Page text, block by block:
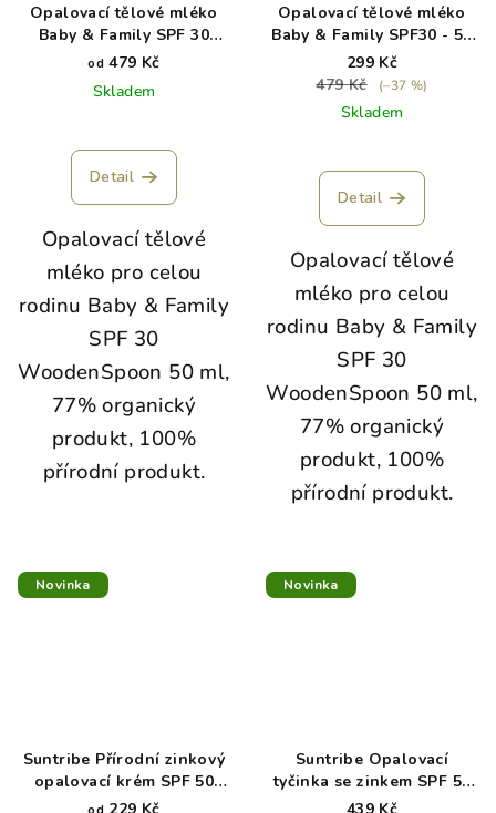
Opalovací tělové mléko
Baby & Family SPF 30
WoodenSpoon
od 479 Kč
Skladem
Detail
Opalovací tělové
mléko pro celou
rodinu Baby & Family
SPF 30
WoodenSpoon 50 ml,
77% organický
produkt, 100%
přírodní produkt.
Opalovací tělové mléko
Baby & Family SPF30 - 50
ml - exp. 5/26
299 Kč
479 Kč
(–37 %)
Skladem
Detail
Opalovací tělové
mléko pro celou
rodinu Baby & Family
SPF 30
WoodenSpoon 50 ml,
77% organický
produkt, 100%
přírodní produkt.
Novinka
Suntribe Přírodní zinkový
opalovací krém SPF 50
tělová
Novinka
Suntribe Opalovací
tyčinka se zinkem SPF 50
bílá 30 g